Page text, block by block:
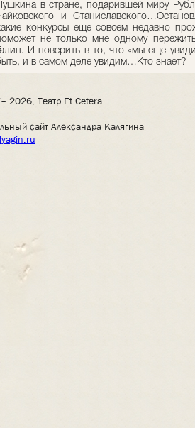
Пушкина в стране, подарившей миру
и
конкурсы еще совсем недавно
не только мне одному
Галин. И поверить в то, что «мы еще
и в самом деле увидим…Кто знает?
2026, Театр Et Cetera
сайт Александра Калягина